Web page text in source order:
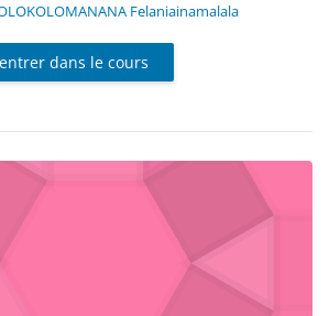
Felaniainamalala
dans le cours